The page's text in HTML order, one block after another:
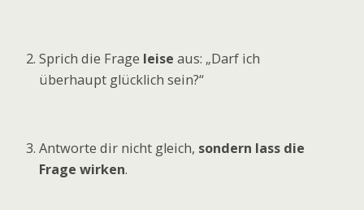
Sprich die Frage leise aus: „Darf ich
überhaupt glücklich sein?“
Antworte dir nicht gleich, sondern lass die
Frage wirken.